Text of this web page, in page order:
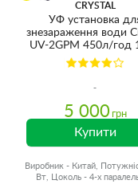
CRYSTAL
УФ установка
знезараження води
UV-2GPM 450л/год
G1/2'' 40°C 6bar
(ультрафіолетова
5 000 грн
Купити
Виробник - Китай,
Вт, Цоколь - 4-х